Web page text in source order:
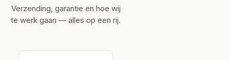
Verzending, garantie en hoe wij
te werk gaan — alles op een rij.